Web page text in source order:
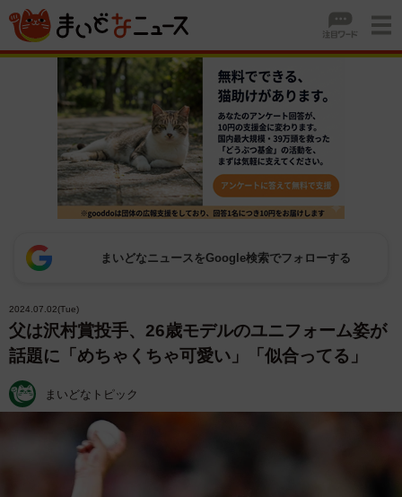
まいどなニュースをGoogle検索でフォローする
2024.07.02(Tue)
父は沢村賞投手、26歳モデルのユニフォーム姿が
話題に「めちゃくちゃ可愛い」「似合ってる」
まいどなトピック